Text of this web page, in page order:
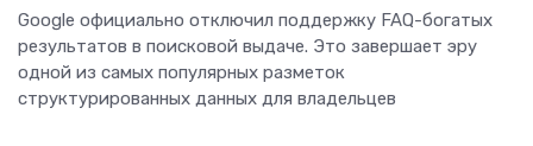
Google официально отключил поддержку FAQ-богатых
результатов в поисковой выдаче. Это завершает эру
одной из самых популярных разметок
структурированных данных для владельцев